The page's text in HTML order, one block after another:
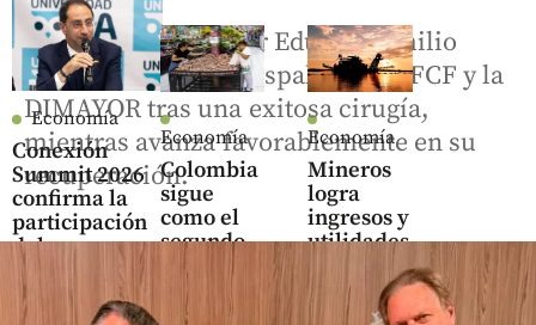
Economía
Conexión
Summit 2026
confirma la
participación
del
vicepresidente
electo José
Manuel
Economía
Colombia
sigue
como el
segundo
país de la
Ocde
donde
Economía
Mineros
logra
ingresos y
utilidades
récord en
el primer
semestre
El histórico goleador Eduardo Emilio
Vilarete recibió el respaldo de la FCF y la
DIMAYOR tras una exitosa cirugía,
mientras avanza favorablemente en su
recuperación.